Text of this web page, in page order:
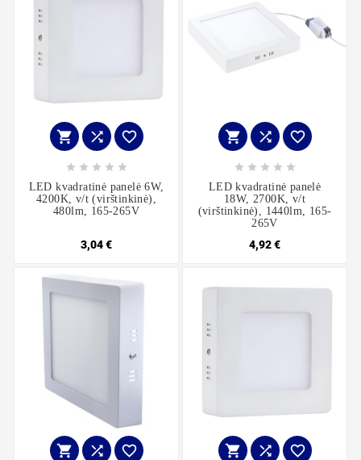
  
    
LED kvadratinė panelė 6W,
4200K, v/t (virštinkinė),
480lm, 165-265V
3,04 €
  
    
LED kvadratinė panelė
18W, 2700K, v/t
(virštinkinė), 1440lm, 165-
265V
4,92 €
     